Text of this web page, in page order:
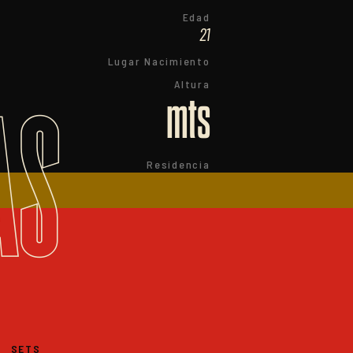
Edad
21
Lugar Nacimiento
Altura
mts
Residencia
SETS